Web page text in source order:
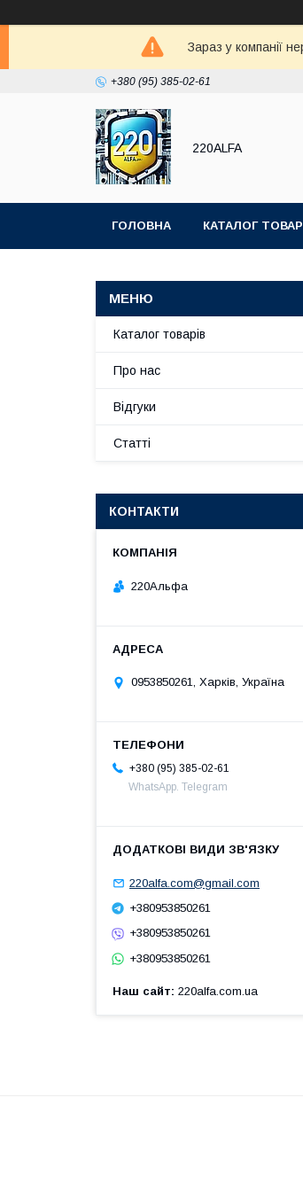
Зараз у компанії
+380 (95) 385-02-61
220ALFA
ГОЛОВНА КАТАЛОГ
Каталог товарів
Про нас
Відгуки
Статті
КОНТАКТИ
220Альфа
0953850261, Харків, Україна
+380 (95) 385-02-61
WhatsApp. Telegram
220alfa.com@gmail.com
+380953850261
+380953850261
+380953850261
Наш сайт 220alfa.com.ua